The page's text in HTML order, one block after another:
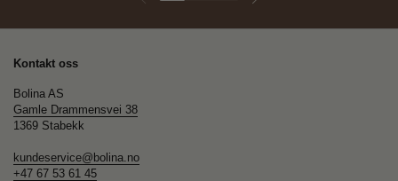
Forrige lysbilde
Kontakt oss
Bolina AS
Gamle Drammensvei 38
1369 Stabekk
kundeservice@bolina.no
+47 67 53 61 45